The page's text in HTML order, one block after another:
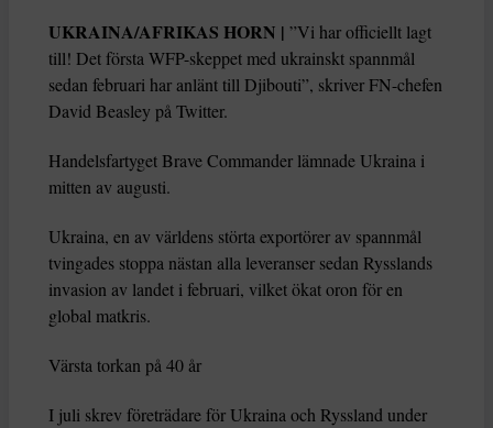
UKRAINA/AFRIKAS HORN | ”Vi har officiellt lagt
till! Det första WFP-skeppet med ukrainskt spannmål
sedan februari har anlänt till Djibouti”, skriver FN-chefen
David Beasley på Twitter.
Handelsfartyget Brave Commander lämnade Ukraina i
mitten av augusti.
Ukraina, en av världens störta exportörer av spannmål
tvingades stoppa nästan alla leveranser sedan Rysslands
invasion av landet i februari, vilket ökat oron för en
global matkris.
Värsta torkan på 40 år
I juli skrev företrädare för Ukraina och Ryssland under